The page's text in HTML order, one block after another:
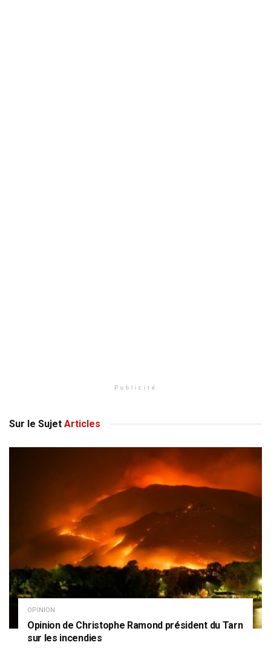
Publicité
Sur le Sujet Articles
OPINION
Opinion de Christophe Ramond président du Tarn
sur les incendies